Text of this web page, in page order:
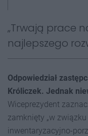
„Trwają prace
najlepszego
Odpowiedział
Króliczek. Jednak
Wiceprezydent
zamknięty „w
inwentaryzacyjno-